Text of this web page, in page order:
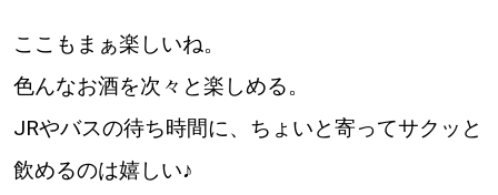
パートナーメディア Sitakkeパートナー
ここもまぁ楽しいね。
色んなお酒を次々と楽しめる。
JRやバスの待ち時間に、ちょいと寄ってサクッと
飲めるのは嬉しい♪